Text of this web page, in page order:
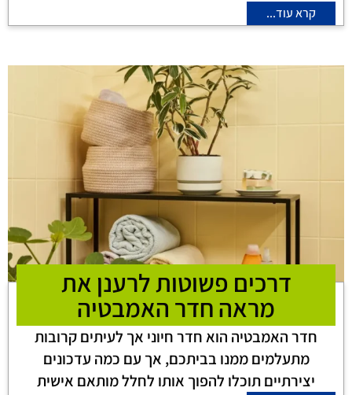
קרא עוד...
דרכים פשוטות לרענן את
מראה חדר האמבטיה
חדר האמבטיה הוא חדר חיוני אך לעיתים קרובות
מתעלמים ממנו בביתכם, אך עם כמה עדכונים
יצירתיים תוכלו להפוך אותו לחלל מותאם אישית